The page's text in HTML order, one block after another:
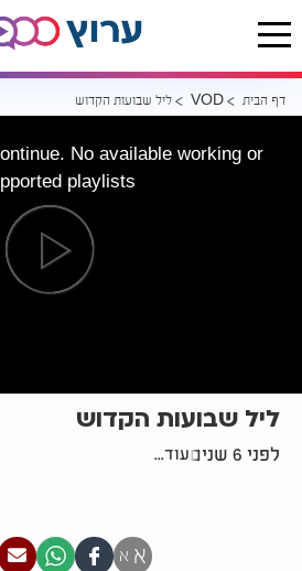
דף הבית VOD ליל שבועות הקדוש
No available working or
playlists.
ליל שבועות הקדוש
לפני 6 שנים עוד...
א א